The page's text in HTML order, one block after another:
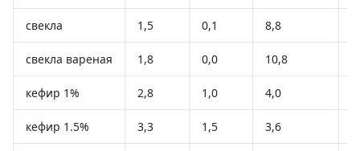
свекла 1,5 0,1 8,8
свекла вареная 1,8 0,0 10,8
кефир 1% 2,8 1,0 4,0
кефир 1.5% 3,3 1,5 3,6